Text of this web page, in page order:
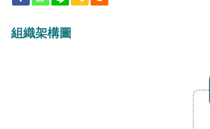
組織架構圖